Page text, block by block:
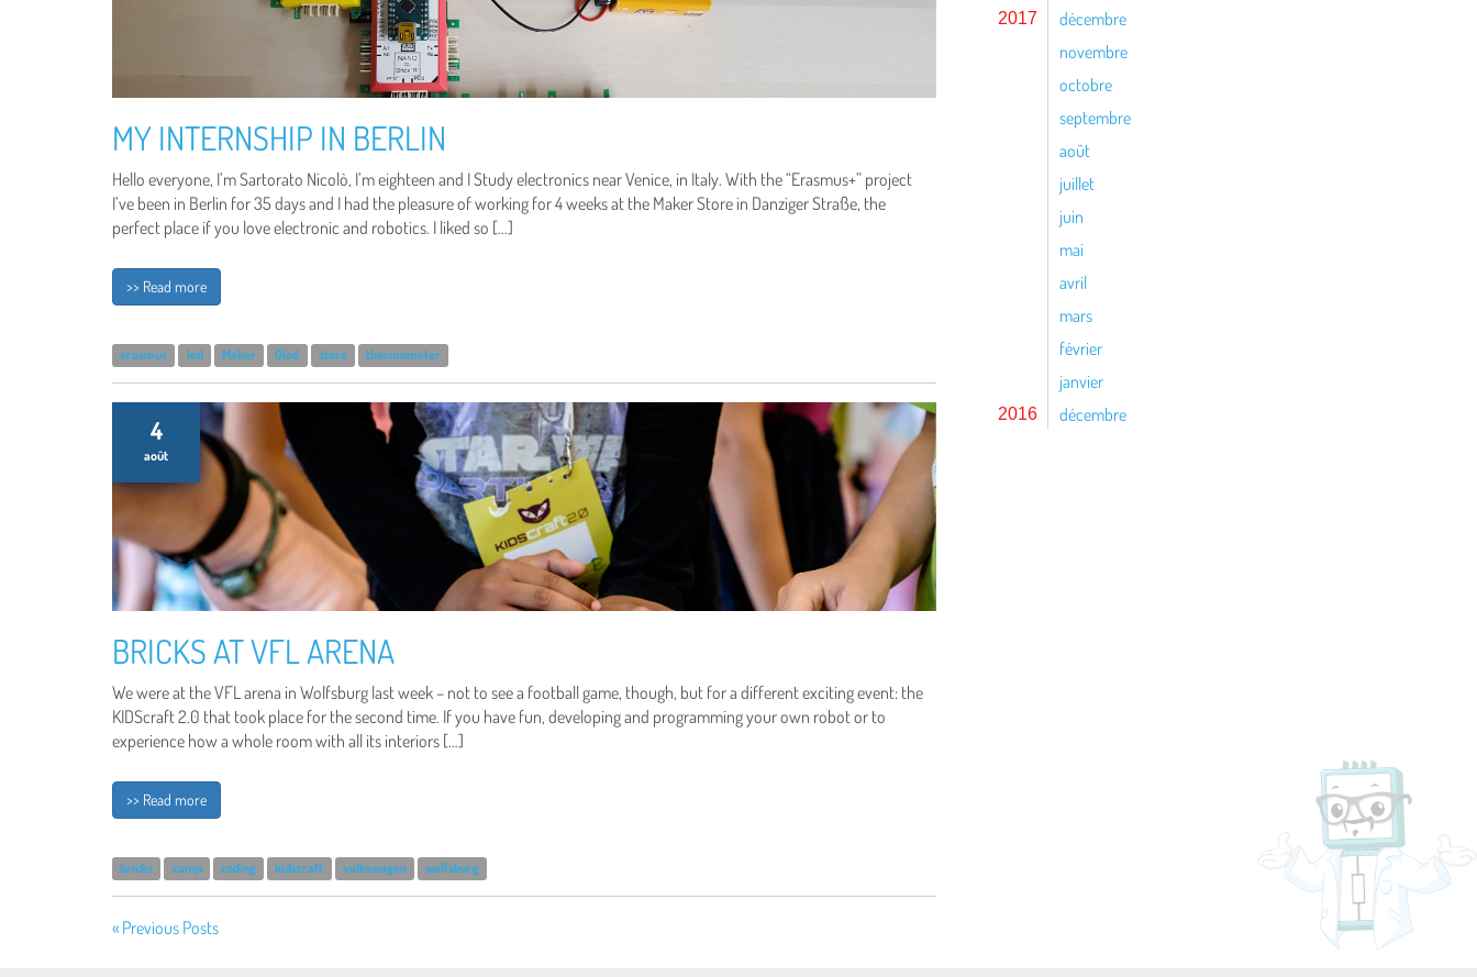
MY INTERNSHIP IN BERLIN
Hello everyone, I’m Sartorato Nicolò, I’m eighteen and I Study electronics near Venice, in Italy. With the “Erasmus+” project
I’ve been in Berlin for 35 days and I had the pleasure of working for 4 weeks at the Maker Store in Danziger Straße, the
perfect place if you love electronic and robotics. I liked so […]
>> Read more
erasmus led Maker Oled store thermometer
4
août
BRICKS AT VFL ARENA
We were at the VFL arena in Wolfsburg last week – not to see a football game, though, but for a different exciting event: the
KIDScraft 2.0 that took place for the second time. If you have fun, developing and programming your own robot or to
experience how a whole room with all its interiors […]
>> Read more
bricks camp coding kidscraft volkswagen wolfsburg
« Previous Posts
2017
décembre
novembre
octobre
septembre
août
juillet
juin
mai
avril
mars
février
janvier
2016 décembre